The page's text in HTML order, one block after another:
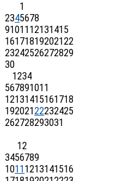
1
2345678
91011 12131415
16171819202122
23242526272829
30
1234
567891011
12131415161718
19202122232425
262728293031
12
3456789
1011 1213141516